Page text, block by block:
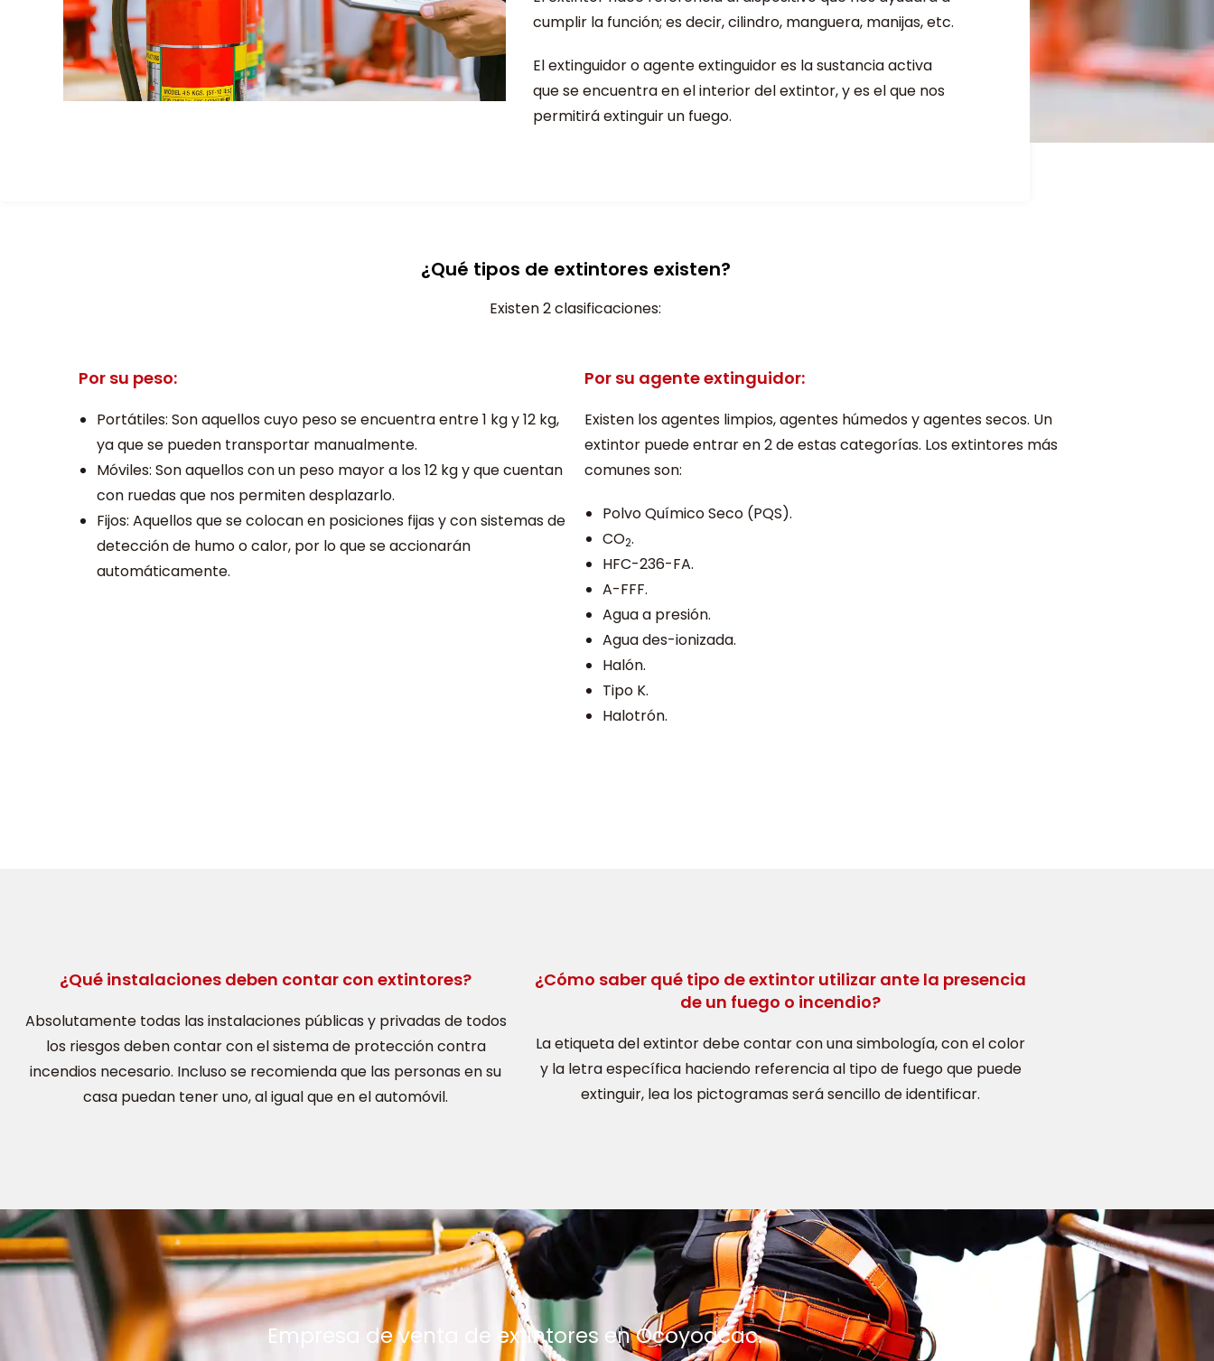
cumplir la función; es decir, cilindro, manguera, manijas, etc.
El extinguidor o agente extinguidor es la sustancia activa
que se encuentra en el interior del extintor, y es el que nos
permitirá extinguir un fuego.
¿Qué tipos de extintores existen?
Existen 2 clasificaciones:
Por su peso:
Portátiles: Son aquellos cuyo peso se encuentra entre 1 kg y 12 kg,
ya que se pueden transportar manualmente.
Móviles: Son aquellos con un peso mayor a los 12 kg y que cuentan
con ruedas que nos permiten desplazarlo.
Fijos: Aquellos que se colocan en posiciones fijas y con sistemas de
detección de humo o calor, por lo que se accionarán
automáticamente.
Por su agente extinguidor:
Existen los agentes limpios, agentes húmedos y agentes secos. Un
extintor puede entrar en 2 de estas categorías. Los extintores más
comunes son:
Polvo Químico Seco (PQS).
CO2.
HFC-236-FA.
A-FFF.
Agua a presión.
Agua des-ionizada.
Halón.
Tipo K.
Halotrón.
¿Qué instalaciones deben contar con extintores?
Absolutamente todas las instalaciones públicas y privadas de todos
los riesgos deben contar con el sistema de protección contra
incendios necesario. Incluso se recomienda que las personas en su
casa puedan tener uno, al igual que en el automóvil.
¿Cómo saber qué tipo de extintor utilizar ante la presencia
de un fuego o incendio?
La etiqueta del extintor debe contar con una simbología, con el color
y la letra específica haciendo referencia al tipo de fuego que puede
extinguir, lea los pictogramas será sencillo de identificar.
Empresa de venta de extintores en Ocoyoacac.